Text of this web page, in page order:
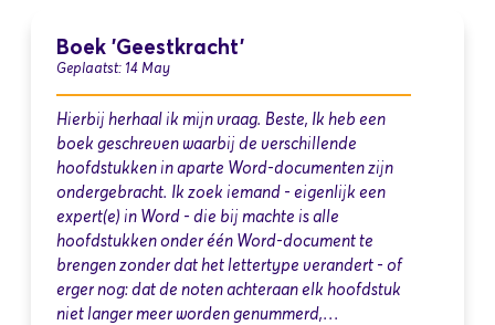
Boek 'Geestkracht'
Geplaatst: 14 May
Hierbij herhaal ik mijn vraag. Beste, Ik heb een
boek geschreven waarbij de verschillende
hoofdstukken in aparte Word-documenten zijn
ondergebracht. Ik zoek iemand - eigenlijk een
expert(e) in Word - die bij machte is alle
hoofdstukken onder één Word-document te
brengen zonder dat het lettertype verandert - of
erger nog: dat de noten achteraan elk hoofdstuk
niet langer meer worden genummerd,…